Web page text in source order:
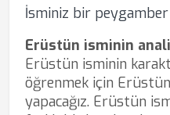
İsminiz bir
Erüstün isminin
Erüstün isminin
öğrenmek için
yapacağız. Erüstün